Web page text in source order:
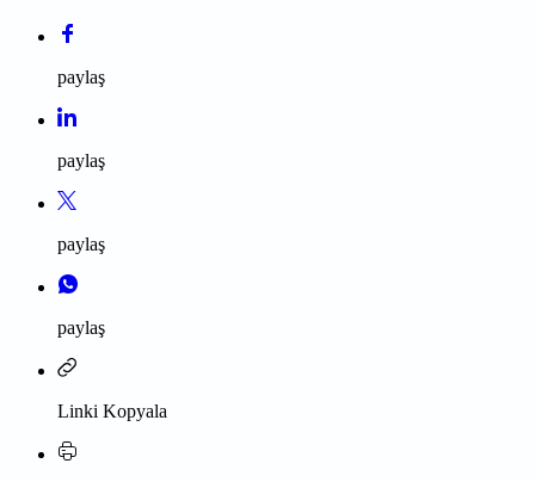
paylaş
paylaş
paylaş
paylaş
Linki Kopyala